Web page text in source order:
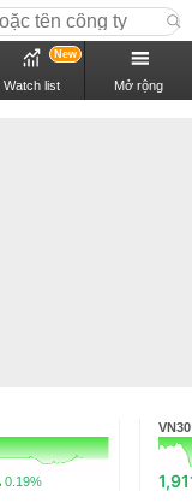
Watch list
New
Mở rộng
0.19%
VN30